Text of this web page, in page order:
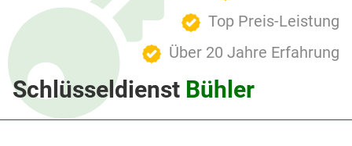
Top Preis-Leistung
Über 20 Jahre Erfahrung
Schlüsseldienst Bühler